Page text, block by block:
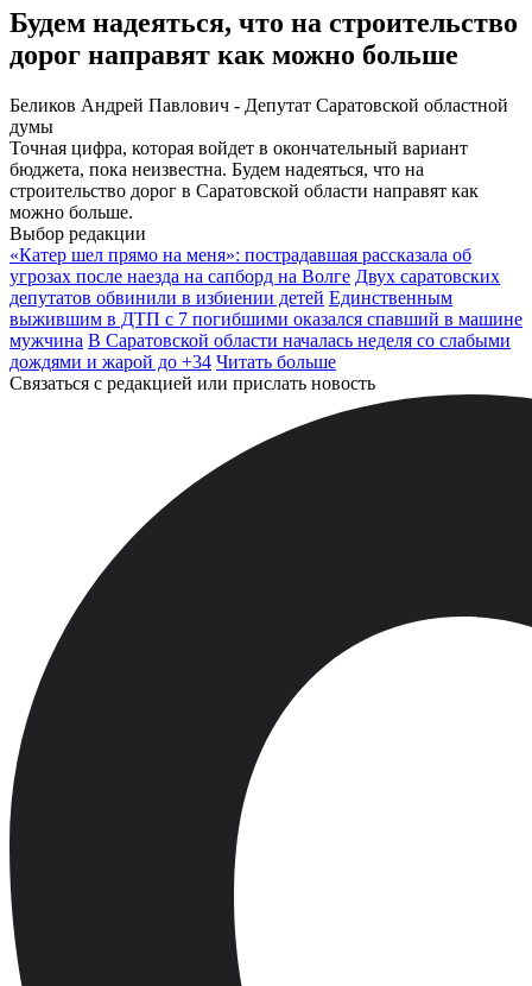
Будем надеяться, что на строительство
дорог направят как можно больше
Беликов Андрей Павлович - Депутат Саратовской областной
думы
Точная цифра, которая войдет в окончательный вариант
бюджета, пока неизвестна. Будем надеяться, что на
строительство дорог в Саратовской области направят как
можно больше.
Выбор редакции
«Катер шел прямо на меня»: пострадавшая рассказала об
угрозах после наезда на сапборд на Волге Двух саратовских
депутатов обвинили в избиении детей Единственным
выжившим в ДТП с 7 погибшими оказался спавший в машине
мужчина В Саратовской области началась неделя со слабыми
дождями и жарой до +34 Читать больше
Связаться с редакцией или прислать новость